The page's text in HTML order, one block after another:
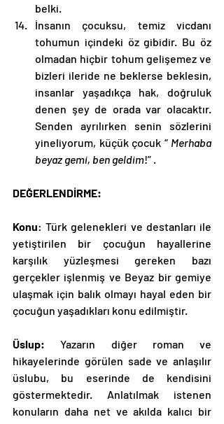
belki.
İnsanın çocuksu, temiz vicdanı
tohumun içindeki öz gibidir. Bu öz
olmadan hiçbir tohum gelişemez ve
bizleri ileride ne beklerse beklesin,
insanlar yaşadıkça hak, doğruluk
denen şey de orada var olacaktır.
Senden ayrılırken senin sözlerini
yineliyorum, küçük çocuk “ Merhaba
beyaz gemi, ben geldim!” .
DEĞERLENDİRME:
Konu: Türk gelenekleri ve destanları ile
yetiştirilen bir çocuğun hayallerine
karşılık yüzleşmesi gereken bazı
gerçekler işlenmiş ve Beyaz bir gemiye
ulaşmak için balık olmayı hayal eden bir
çocuğun yaşadıkları konu edilmiştir.
Üslup: Yazarın diğer roman ve
hikayelerinde görülen sade ve anlaşılır
üslubu, bu eserinde de kendisini
göstermektedir. Anlatılmak istenen
konuların daha net ve akılda kalıcı bir